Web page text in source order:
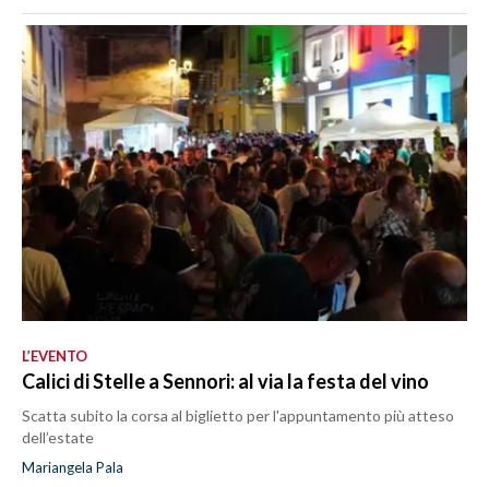
L’EVENTO
Calici di Stelle a Sennori: al via la festa del vino
Scatta subito la corsa al biglietto per l'appuntamento più atteso
dell’estate
Mariangela Pala